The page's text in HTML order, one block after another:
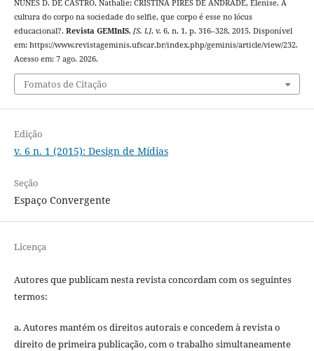
NUNES D. DE CASTRO, Nathalie; CRISTINA PIRES DE ANDRADE, Elenise. A
cultura do corpo na sociedade do selfie, que corpo é esse no lócus
educacional?. Revista GEMInIS, [S. l.], v. 6, n. 1, p. 316–328, 2015. Disponível
em: https://www.revistageminis.ufscar.br/index.php/geminis/article/view/232.
Acesso em: 7 ago. 2026.
Fomatos de Citação
Edição
v. 6 n. 1 (2015): Design de Mídias
Seção
Espaço Convergente
Licença
Autores que publicam nesta revista concordam com os seguintes
termos:
a. Autores mantém os direitos autorais e concedem à revista o
direito de primeira publicação, com o trabalho simultaneamente